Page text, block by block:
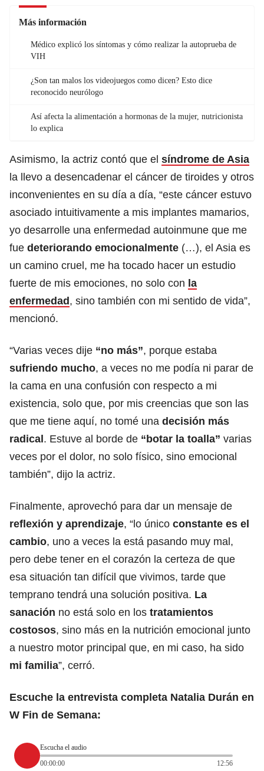
Más información
Médico explicó los síntomas y cómo realizar la autoprueba de
VIH
¿Son tan malos los videojuegos como dicen? Esto dice
reconocido neurólogo
Así afecta la alimentación a hormonas de la mujer, nutricionista
lo explica
Asimismo, la actriz contó que el síndrome de Asia
la llevo a desencadenar el cáncer de tiroides y otros
inconvenientes en su día a día, “este cáncer estuvo
asociado intuitivamente a mis implantes mamarios,
yo desarrolle una enfermedad autoinmune que me
fue deteriorando emocionalmente (…), el Asia es
un camino cruel, me ha tocado hacer un estudio
fuerte de mis emociones, no solo con la
enfermedad, sino también con mi sentido de vida”,
mencionó.
“Varias veces dije “no más”, porque estaba
sufriendo mucho, a veces no me podía ni parar de
la cama en una confusión con respecto a mi
existencia, solo que, por mis creencias que son las
que me tiene aquí, no tomé una decisión más
radical. Estuve al borde de “botar la toalla” varias
veces por el dolor, no solo físico, sino emocional
también”, dijo la actriz.
Finalmente, aprovechó para dar un mensaje de
reflexión y aprendizaje, “lo único constante es el
cambio, uno a veces la está pasando muy mal,
pero debe tener en el corazón la certeza de que
esa situación tan difícil que vivimos, tarde que
temprano tendrá una solución positiva. La
sanación no está solo en los tratamientos
costosos, sino más en la nutrición emocional junto
a nuestro motor principal que, en mi caso, ha sido
mi familia”, cerró.
Escuche la entrevista completa Natalia Durán en
W Fin de Semana:
Escucha el audio
00:00:00
12:56